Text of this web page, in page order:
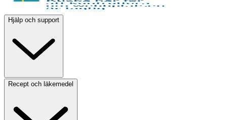
Hjälp och support
Recept och läkemedel